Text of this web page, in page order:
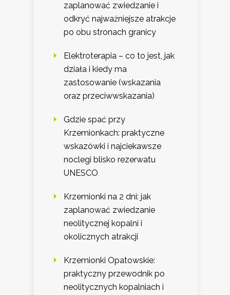
zaplanować zwiedzanie i
odkryć najważniejsze atrakcje
po obu stronach granicy
Elektroterapia – co to jest, jak
działa i kiedy ma
zastosowanie (wskazania
oraz przeciwwskazania)
Gdzie spać przy
Krzemionkach: praktyczne
wskazówki i najciekawsze
noclegi blisko rezerwatu
UNESCO
Krzemionki na 2 dni: jak
zaplanować zwiedzanie
neolitycznej kopalni i
okolicznych atrakcji
Krzemionki Opatowskie:
praktyczny przewodnik po
neolitycznych kopalniach i